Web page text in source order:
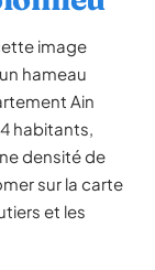
image
hameau
Ain
habitants,
densité de
sur la carte
et les